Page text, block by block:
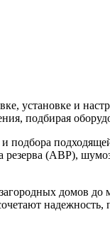
установке и
подбирая
резерва (АВР),
домов